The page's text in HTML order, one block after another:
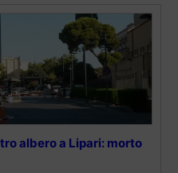
albero a Lipari: morto